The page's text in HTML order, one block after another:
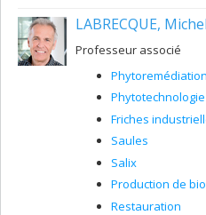
peuvent nous aider à
phytorémédiation de
restauration de berges).
LABRECQUE, Michel
Professeur associé
Phytoremédiation
Phytotechnologie
Friches
Saules
Salix
Production de
Restauration